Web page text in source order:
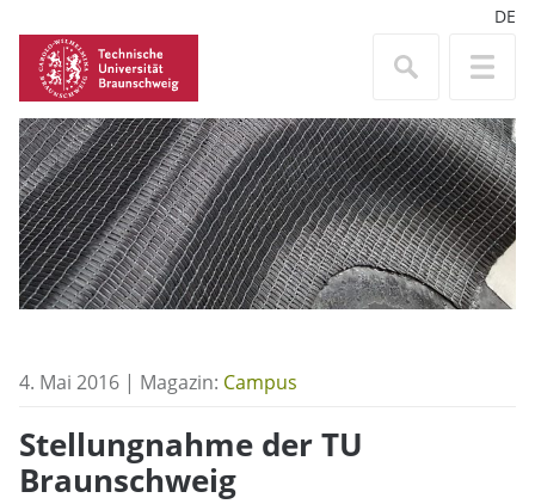
DE
4. Mai 2016 | Magazin: Campus
Stellungnahme der TU
Braunschweig